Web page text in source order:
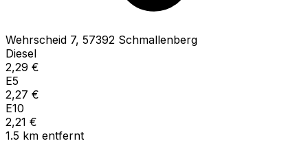
Wehrscheid 7, 57392 Schmallenberg
Diesel
2,29 €
E5
2,27 €
E10
2,21 €
1.5 km entfernt